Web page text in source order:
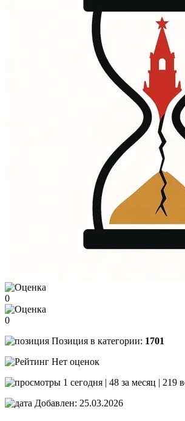
0
0
Позиция в категории: 1701
Нет оценок
1 сегодня | 48 за месяц | 219
Добавлен: 25.03.2026